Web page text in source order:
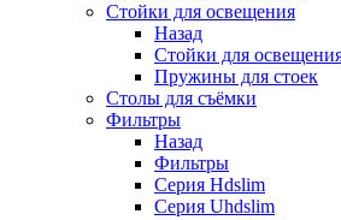
Стойки для освещения
Назад
Стойки для
Пружины для стоек
Столы для съёмки
Фильтры
Назад
Фильтры
Серия Hdslim
Серия Uhdslim